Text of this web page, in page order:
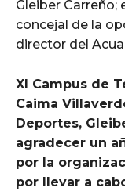
Gleiber Carreño;
concejal de la
director del
XI Campus de
Caima
Deportes,
agradecer un
por la
por llevar a